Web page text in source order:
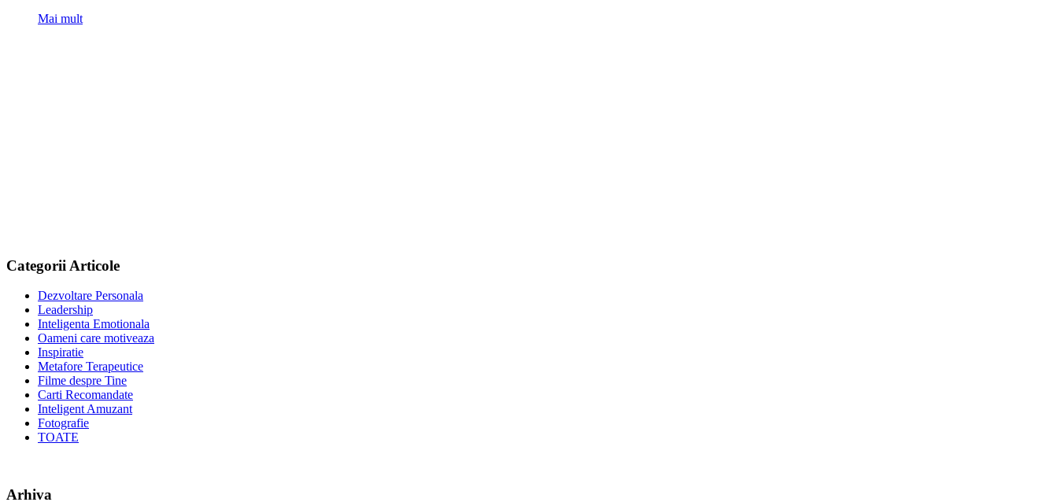
Mai mult
Categorii Articole
Dezvoltare Personala
Leadership
Inteligenta Emotionala
Oameni care motiveaza
Inspiratie
Metafore Terapeutice
Filme despre Tine
Carti Recomandate
Inteligent Amuzant
Fotografie
TOATE
Arhiva